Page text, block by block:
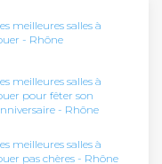
meilleures salles à
- Rhône
meilleures salles à
pour fêter son
- Rhône
meilleures salles à
pas chères - Rhône